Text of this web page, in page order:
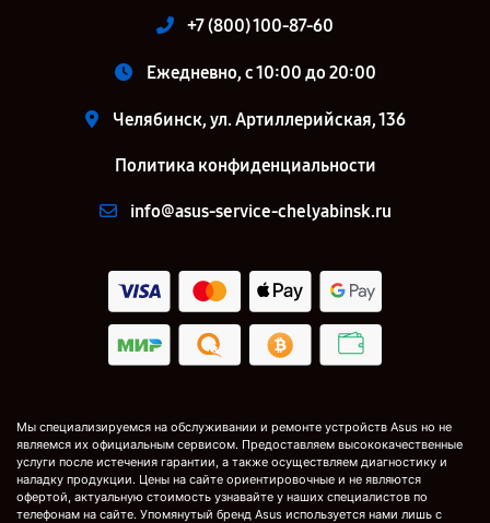
+7 (800) 100-87-60
Ежедневно, с 10:00 до 20:00
Челябинск, ул. Артиллерийская, 136
Политика конфиденциальности
info@asus-service-chelyabinsk.ru
Мы специализируемся на обслуживании и ремонте устройств Asus но не
являемся их официальным сервисом. Предоставляем высококачественные
услуги после истечения гарантии, а также осуществляем диагностику и
наладку продукции. Цены на сайте ориентировочные и не являются
офертой, актуальную стоимость узнавайте у наших специалистов по
телефонам на сайте. Упомянутый бренд Asus используется нами лишь с